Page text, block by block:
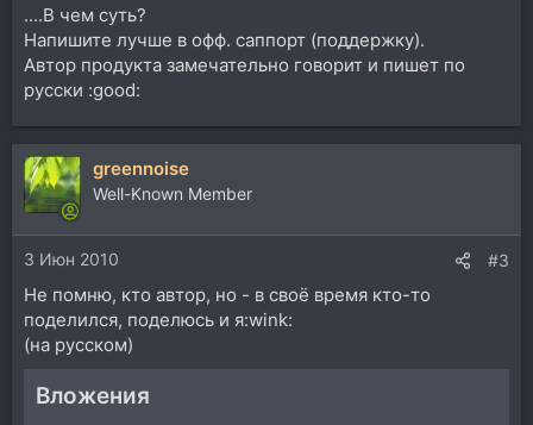
....В чем суть?
Напишите лучше в офф. саппорт (поддержку).
Автор продукта замечательно говорит и пишет по
русски :good:
greennoise
Well-Known Member
3 Июн 2010 #3
Не помню, кто автор, но - в своё время кто-то
поделился, поделюсь и я:wink:
(на русском)
Вложения